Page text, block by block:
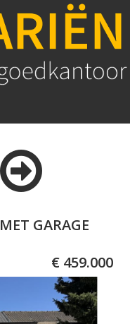
GARAGE
€ 459.000